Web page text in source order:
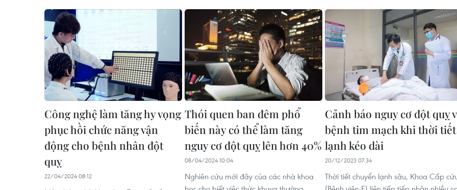
Công nghệ làm tăng hy vọng
phục hồi chức năng vận
động cho bệnh nhân đột
quỵ
22/04/2024 08:12
Thói quen ban đêm phổ
biến này có thể làm tăng
nguy cơ đột quỵ lên hơn 40%
08/04/2024 10:04
Nghiên cứu mới đây của các nhà khoa
Cảnh báo nguy cơ đột quỵ
bệnh tim mạch khi thời tiết
lạnh kéo dài
20/12/2023 07:34
Thời tiết chuyển lạnh sâu, Khoa Cấp